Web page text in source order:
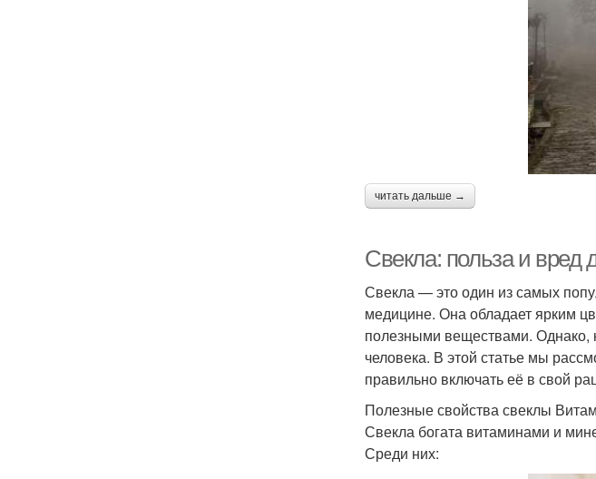
читать дальше →
Свекла: польза и вред
Свекла — это один из самых
медицине. Она обладает ярким
полезными веществами. Однако,
человека. В этой статье мы
правильно включать её в свой
Полезные свойства свеклы
Свекла богата витаминами и
Среди них: